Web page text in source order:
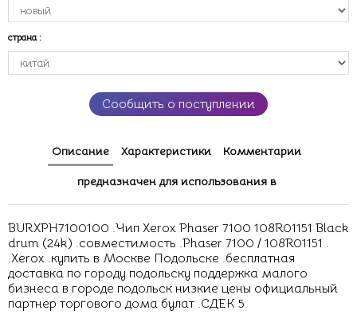
страна :
Сообщить о поступлении
Описание Характеристики Комментарии
предназначен для использования в
BURXPH7100100 .Чип Xerox Phaser 7100 108R01151 Black
drum (24k) .совместимость .Phaser 7100 / 108R01151 .
.Xerox .купить в Москве Подольске .бесплатная
доставка по городу подольску поддержка малого
бизнеса в городе подольск низкие цены официальный
партнер торгового дома булат .СДЕК 5